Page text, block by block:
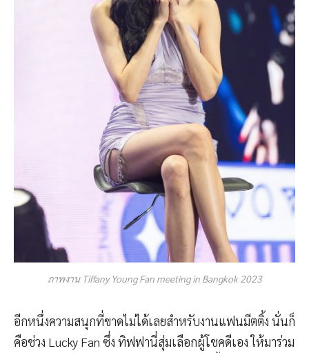
ภาพงาน Tiffany Young Fan meeting in Bangkok 2023
อีกหนึ่งความสนุกที่ขาดไม่ได้เลยสำหรับงานแฟนมีตติ้ง นั่นก็
คือช่วง Lucky Fan ซึ่ง ทิฟฟานี่สุ่มเลือกผู้โชคดีเอง ให้มาร่วม